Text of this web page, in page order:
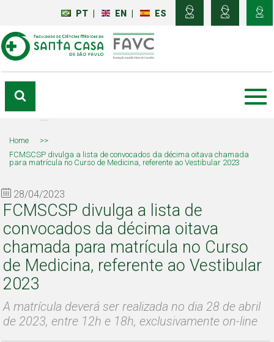
PT EN ES
Home
>>
FCMSCSP divulga a lista de convocados da décima oitava chamada
para matrícula no Curso de Medicina, referente ao Vestibular 2023
28/04/2023
FCMSCSP divulga a lista de
convocados da décima oitava
chamada para matrícula no Curso
de Medicina, referente ao Vestibular
2023
A matrícula deverá ser realizada no dia 28 de abril
de 2023, entre 12h e 18h, exclusivamente on-line